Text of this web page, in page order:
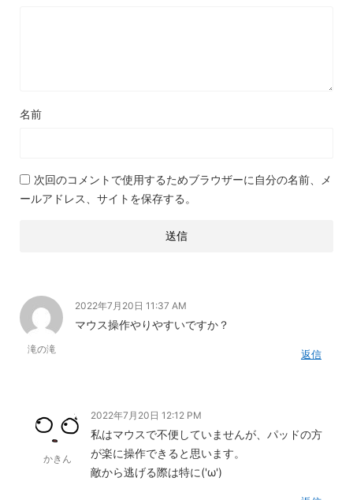
名前
次回のコメントで使用するためブラウザーに自分の名前、メ
ールアドレス、サイトを保存する。
滝の滝
2022年7月20日 11:37 AM
マウス操作やりやすいですか？
返信
かきん
2022年7月20日 12:12 PM
私はマウスで不便していませんが、パッドの方
が楽に操作できると思います。
敵から逃げる際は特に('ω')